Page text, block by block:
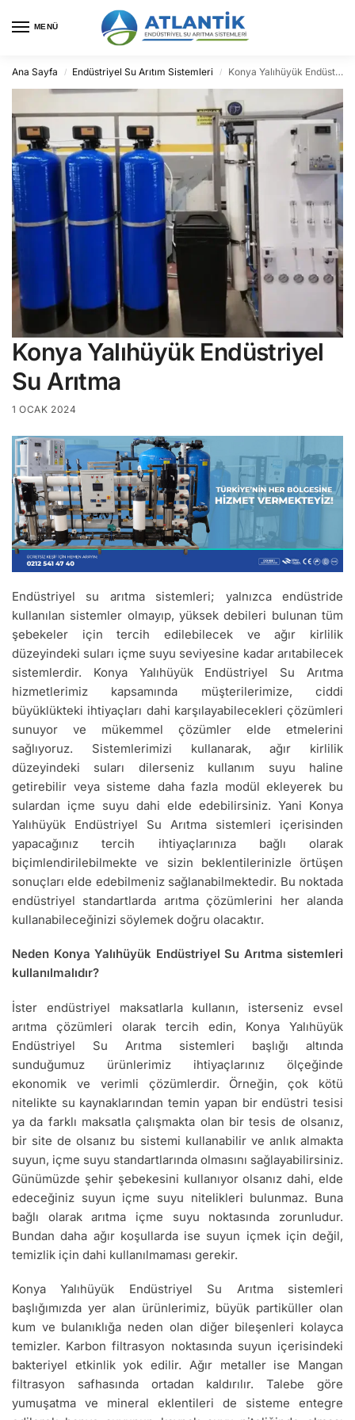
MENÜ
Ana Sayfa / Endüstriyel Su Arıtım Sistemleri / Konya Yalıhüyük Endüstriyel Su Arıtma
Konya Yalıhüyük Endüstriyel
Su Arıtma
1 OCAK 2024
Endüstriyel su arıtma sistemleri; yalnızca endüstride
kullanılan sistemler olmayıp, yüksek debileri bulunan tüm
şebekeler için tercih edilebilecek ve ağır kirlilik
düzeyindeki suları içme suyu seviyesine kadar arıtabilecek
sistemlerdir. Konya Yalıhüyük Endüstriyel Su Arıtma
hizmetlerimiz kapsamında müşterilerimize, ciddi
büyüklükteki ihtiyaçları dahi karşılayabilecekleri çözümleri
sunuyor ve mükemmel çözümler elde etmelerini
sağlıyoruz. Sistemlerimizi kullanarak, ağır kirlilik
düzeyindeki suları dilerseniz kullanım suyu haline
getirebilir veya sisteme daha fazla modül ekleyerek bu
sulardan içme suyu dahi elde edebilirsiniz. Yani Konya
Yalıhüyük Endüstriyel Su Arıtma sistemleri içerisinden
yapacağınız tercih ihtiyaçlarınıza bağlı olarak
biçimlendirilebilmekte ve sizin beklentilerinizle örtüşen
sonuçları elde edebilmeniz sağlanabilmektedir. Bu noktada
endüstriyel standartlarda arıtma çözümlerini her alanda
kullanabileceğinizi söylemek doğru olacaktır.
Neden Konya Yalıhüyük Endüstriyel Su Arıtma sistemleri
kullanılmalıdır?
İster endüstriyel maksatlarla kullanın, isterseniz evsel
arıtma çözümleri olarak tercih edin, Konya Yalıhüyük
Endüstriyel Su Arıtma sistemleri başlığı altında
sunduğumuz ürünlerimiz ihtiyaçlarınız ölçeğinde
ekonomik ve verimli çözümlerdir. Örneğin, çok kötü
nitelikte su kaynaklarından temin yapan bir endüstri tesisi
ya da farklı maksatla çalışmakta olan bir tesis de olsanız,
bir site de olsanız bu sistemi kullanabilir ve anlık almakta
suyun, içme suyu standartlarında olmasını sağlayabilirsiniz.
Günümüzde şehir şebekesini kullanıyor olsanız dahi, elde
edeceğiniz suyun içme suyu nitelikleri bulunmaz. Buna
bağlı olarak arıtma içme suyu noktasında zorunludur.
Bundan daha ağır koşullarda ise suyun içmek için değil,
temizlik için dahi kullanılmaması gerekir.
Konya Yalıhüyük Endüstriyel Su Arıtma sistemleri
başlığımızda yer alan ürünlerimiz, büyük partiküller olan
kum ve bulanıklığa neden olan diğer bileşenleri kolayca
temizler. Karbon filtrasyon noktasında suyun içerisindeki
bakteriyel etkinlik yok edilir. Ağır metaller ise Mangan
filtrasyon safhasında ortadan kaldırılır. Talebe göre
yumuşatma ve mineral eklentileri de sisteme entegre